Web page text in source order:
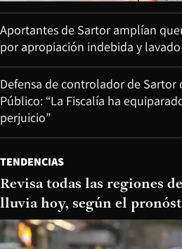
Aportantes de Sartor amplían
por apropiación indebida y
Defensa de controlador de Sartor
Público: “La Fiscalía ha
perjuicio”
TENDENCIAS
Revisa todas las regiones
lluvia hoy, según el